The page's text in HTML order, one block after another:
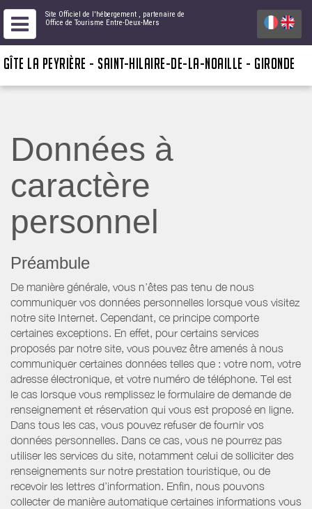
Site Officiel de l'hébergement , partenaire de
Office de Tourisme Entre-Deux-Mers
GÎTE LA PEYRIÈRE - SAINT-HILAIRE-DE-LA-NOAILLE - GIRONDE
Données à
caractère
personnel
Préambule
De manière générale, vous n’êtes pas tenu de nous
communiquer vos données personnelles lorsque vous visitez
notre site Internet. Cependant, ce principe comporte
certaines exceptions. En effet, pour certains services
proposés par notre site, vous pouvez être amenés à nous
communiquer certaines données telles que : votre nom, votre
adresse électronique, et votre numéro de téléphone. Tel est
le cas lorsque vous remplissez le formulaire de demande de
renseignement et réservation qui vous est proposé en ligne.
Dans tous les cas, vous pouvez refuser de fournir vos
données personnelles. Dans ce cas, vous ne pourrez pas
utiliser les services du site, notamment celui de solliciter des
renseignements sur notre prestation touristique, ou de
recevoir les lettres d’information. Enfin, nous pouvons
collecter de manière automatique certaines informations vous